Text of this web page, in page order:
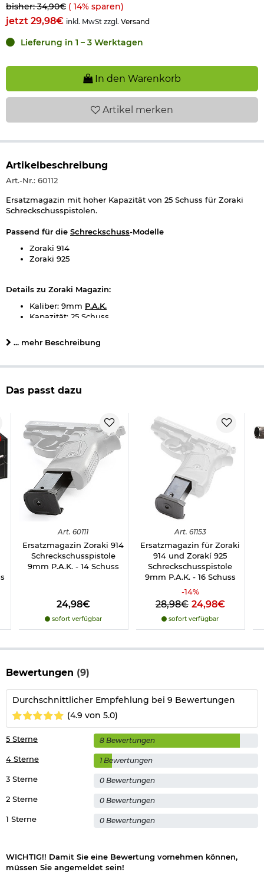
bisher: 34,90€ ( 14% sparen)
jetzt 29,98€ inkl. MwSt zzgl. Versand
Lieferung in 1 – 3 Werktagen
In den Warenkorb
Artikel merken
Artikelbeschreibung
Art.-Nr.: 60112
Ersatzmagazin mit hoher Kapazität von 25 Schuss für Zoraki
Schreckschusspistolen.
Passend für die Schreckschuss-Modelle
Zoraki 914
Zoraki 925
Details zu Zoraki Magazin:
Kaliber: 9mm P.A.K.
Kapazität: 25 Schuss
Marke: Zoraki
... mehr Beschreibung
Das passt dazu
Art. 60111
Ersatzmagazin Zoraki 914
Schreckschusspistole
9mm P.A.K. - 14 Schuss
24,98€
sofort verfügbar
Art. 61153
Ersatzmagazin für Zoraki
914 und Zorakí 925
Schreckschusspistole
9mm P.A.K. - 16 Schuss
-14%
28,98€ 24,98€
sofort verfügbar
Bewertungen (9)
Durchschnittlicher Empfehlung bei 9 Bewertungen
(4.9 von 5.0)
1 Sterne 0 Bewertungen
2 Sterne 0 Bewertungen
3 Sterne 0 Bewertungen
4 Sterne 1 Bewertungen
5 Sterne 8 Bewertungen
WICHTIG!! Damit Sie eine Bewertung vornehmen können,
müssen Sie angemeldet sein!